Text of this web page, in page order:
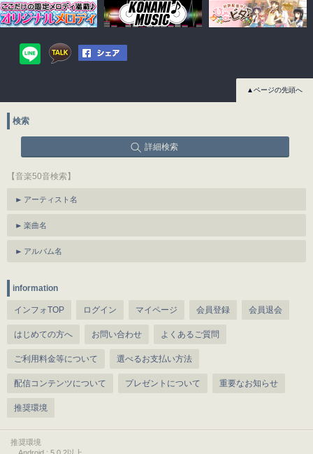
▲ページの先頭へ
検索
詳細検索
【音楽50音検索】
アーティスト名
楽曲名
アルバム名
information
インフォTOP ログイン マイページ 会員登録 会員退会
はじめての方へ お問い合わせ よくあるご質問
ご利用料金等について 選べるお支払い方法
配信コンテンツについて プレゼントについて 重要なお知らせ
推奨環境
推奨環境